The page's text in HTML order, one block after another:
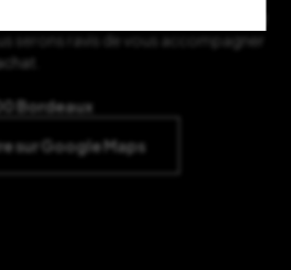
serons ravis de vous accompagner
Bordeaux
sur Google Maps